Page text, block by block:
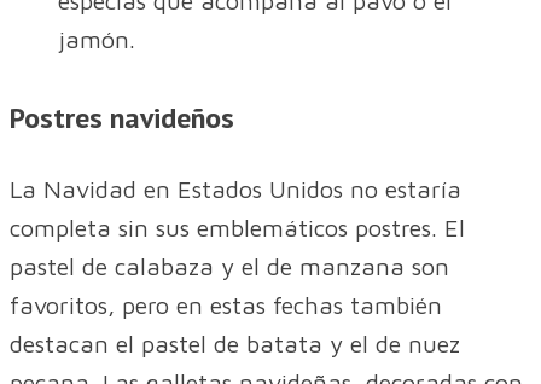
jamón.
Postres navideños
La Navidad en Estados Unidos no estaría
completa sin sus emblemáticos postres. El
pastel de calabaza y el de manzana son
favoritos, pero en estas fechas también
destacan el pastel de batata y el de nuez